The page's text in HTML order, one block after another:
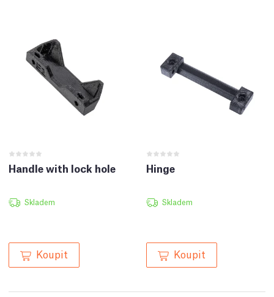
Handle with lock hole
Skladem
Koupit
Hinge
Skladem
Koupit